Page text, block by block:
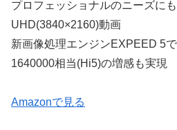
プロフェッショナルのニーズに
UHD(3840×2160)動画
新画像処理エンジンEXPEED 5
1640000相当(Hi5)の増感も実現
Amazonで見る